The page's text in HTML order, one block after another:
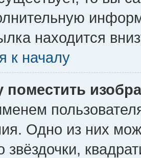
находится
к началу
поместить
Одно из них
звёздочки,